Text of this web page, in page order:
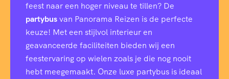
feest naar een hoger niveau te tillen? De
partybusvan Panorama Reizen is de perfecte
keuze! Met een stijlvol interieur en
geavanceerde faciliteiten bieden wij een
feestervaring op wielen zoals je die nog nooit
hebt meegemaakt. Onze luxe partybus is ideaal